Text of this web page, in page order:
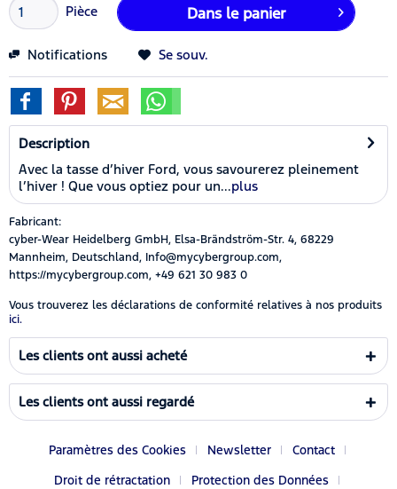
Pièce Dans le panier
Notifications Se souv.
Description
Avec la tasse d’hiver Ford, vous savourerez pleinement
l’hiver ! Que vous optiez pour un...plus
Fabricant:
cyber-Wear Heidelberg GmbH, Elsa-Brändström-Str. 4, 68229
Mannheim, Deutschland, Info@mycybergroup.com,
https://mycybergroup.com, +49 621 30 983 0
Vous trouverez les déclarations de conformité relatives à nos produits
ici.
Les clients ont aussi acheté
Les clients ont aussi regardé
Paramètres des Cookies Newsletter
Contact
Droit de rétractation
Protection des Données